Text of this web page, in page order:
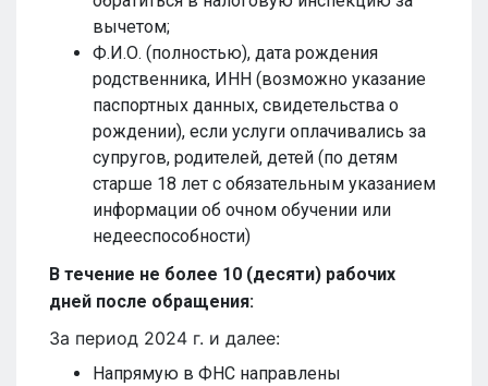
вычетом;
Ф.И.О. (полностью), дата рождения
родственника, ИНН (возможно указание
паспортных данных, свидетельства о
рождении), если услуги оплачивались за
супругов, родителей, детей (по детям
старше 18 лет с обязательным указанием
информации об очном обучении или
недееспособности)
В течение не более 10 (десяти) рабочих
дней после обращения:
За период 2024 г. и далее:
Напрямую в ФНС направлены